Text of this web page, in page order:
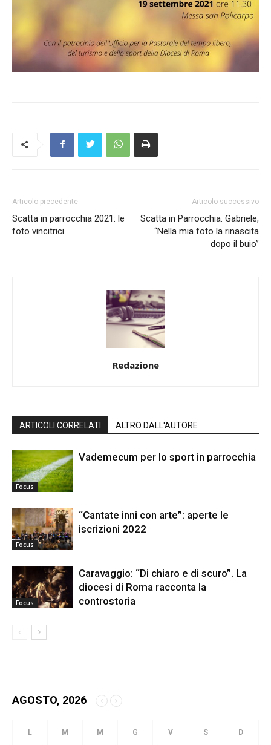
Articolo precedente
Scatta in parrocchia 2021: le
foto vincitrici
Articolo successivo
Scatta in Parrocchia. Gabriele,
“Nella mia foto la rinascita
dopo il buio”
Redazione
ARTICOLI CORRELATI ALTRO DALL'AUTORE
Focus
Vademecum per lo sport in parrocchia
Focus
“Cantate inni con arte”: aperte le
iscrizioni 2022
Focus
Caravaggio: “Di chiaro e di scuro”. La
diocesi di Roma racconta la
controstoria
AGOSTO, 2026